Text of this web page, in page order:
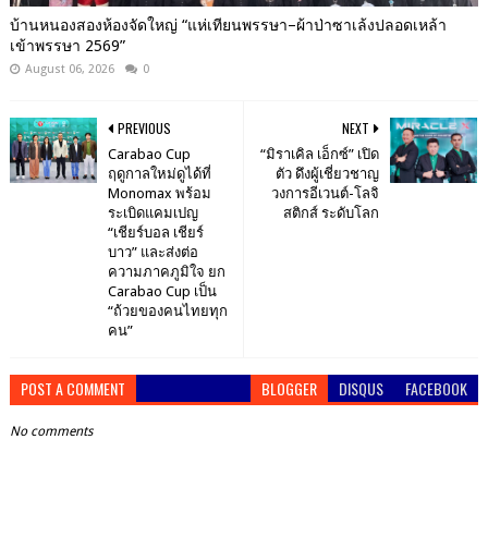
บ้านหนองสองห้องจัดใหญ่ “แห่เทียนพรรษา–ผ้าป่าซาเล้งปลอดเหล้า
เข้าพรรษา 2569”
August 06, 2026 0
NEXT
“มิราเคิล เอ็กซ์” เปิด
ตัว ดึงผู้เชี่ยวชาญ
วงการอีเวนต์-โลจิ
สติกส์ ระดับโลก
PREVIOUS
Carabao Cup
ฤดูกาลใหม่ดูได้ที่
Monomax พร้อม
ระเบิดแคมเปญ
“เชียร์บอล เชียร์
บาว” และส่งต่อ
ความภาคภูมิใจ ยก
Carabao Cup เป็น
“ถ้วยของคนไทยทุก
คน”
POST A COMMENT BLOGGER DISQUS FACEBOOK
No comments